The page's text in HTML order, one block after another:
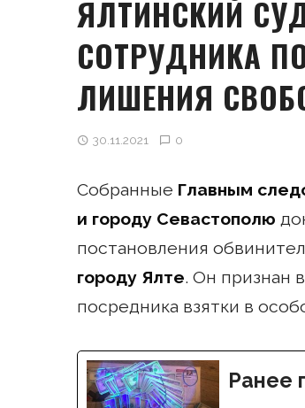
ЯЛТИНСКИЙ
СОТРУДНИКА
ЛИШЕНИЯ
30.11.2021 0
Собранные Главным
и городу Севастополю
постановления
городу Ялте. Он признан
посредника взятки в
Ранее